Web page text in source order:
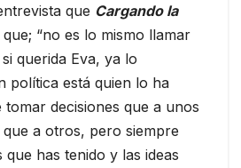
que Cargando la
“no es lo mismo llamar
querida Eva, ya lo
política está quien lo ha
tomar decisiones que a unos
que a otros, pero siempre
has tenido y las ideas